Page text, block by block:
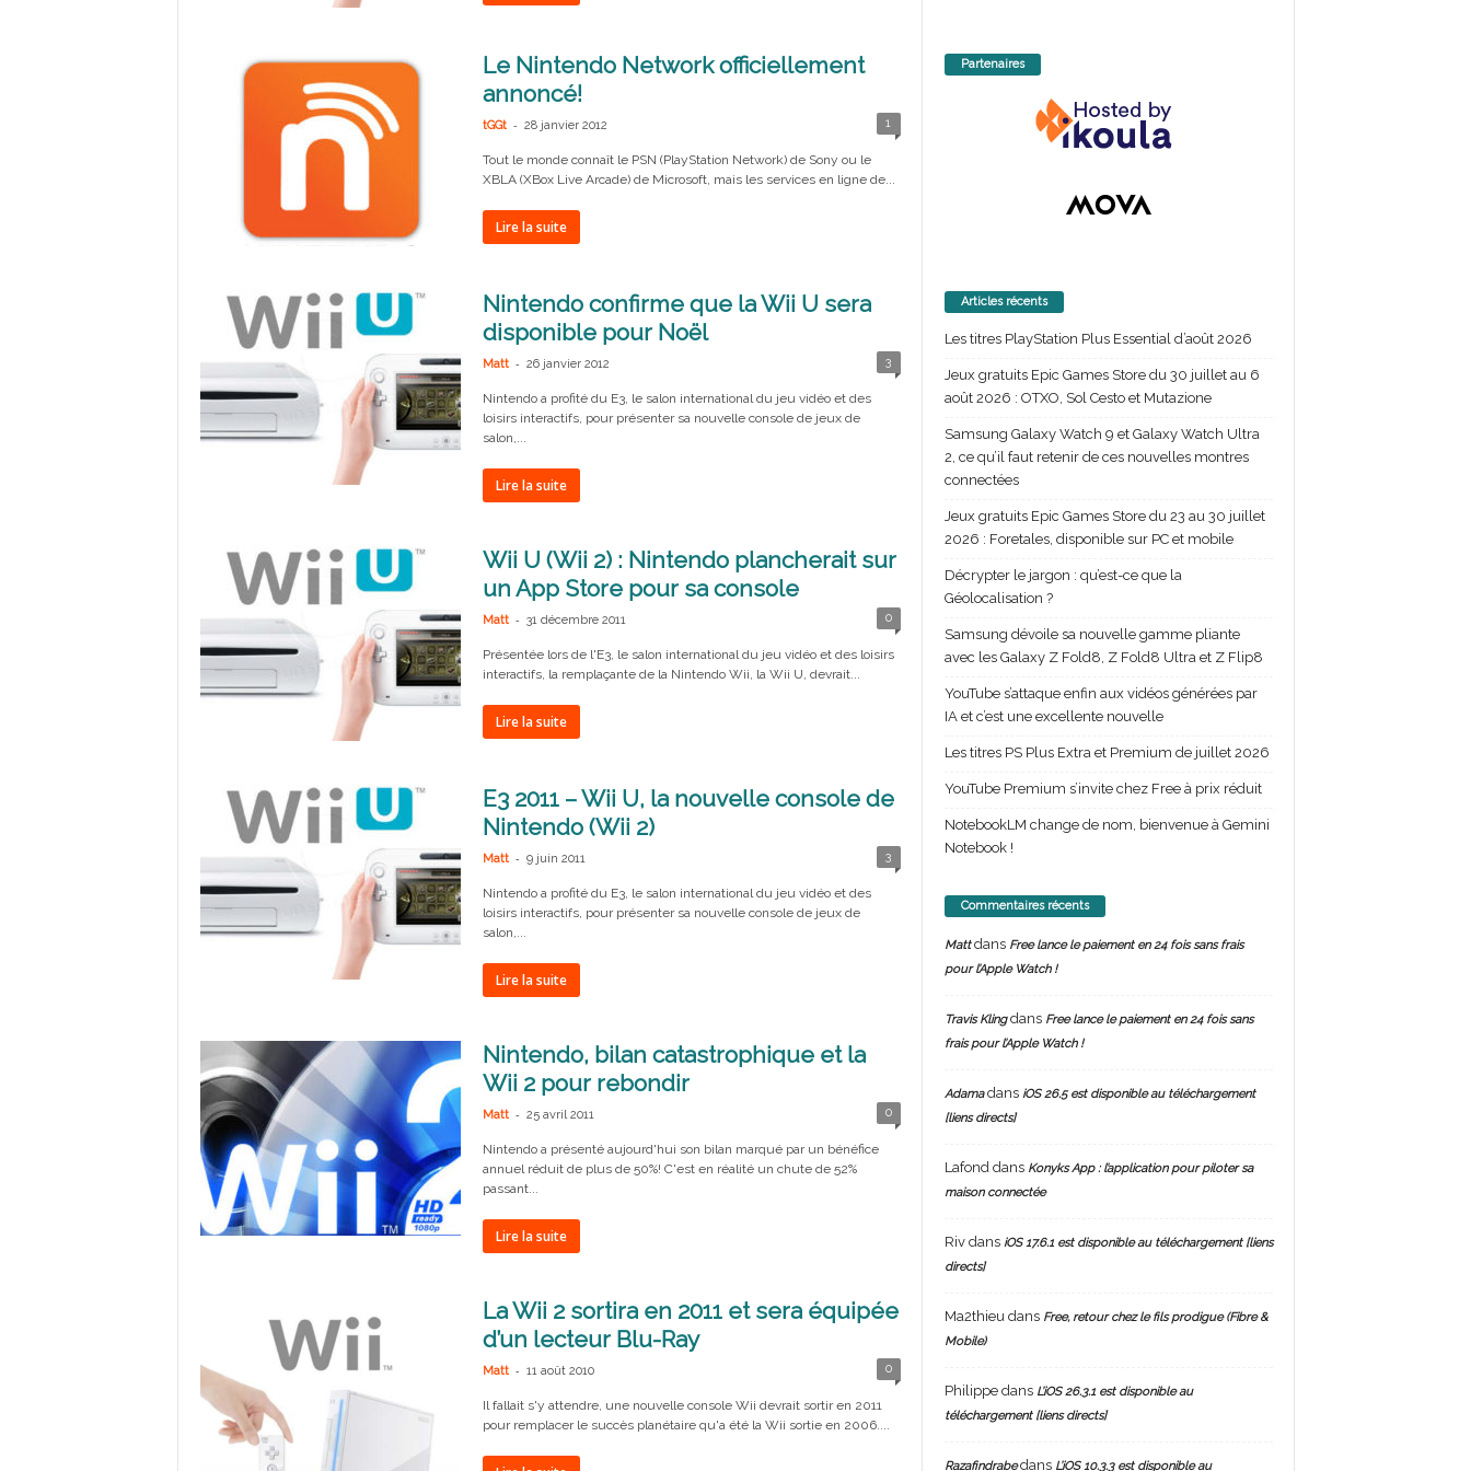
Le Nintendo Network officiellement
annoncé!
tGGt - 28 janvier 2012 1
Tout le monde connaît le PSN (PlayStation Network) de Sony ou le
XBLA (XBox Live Arcade) de Microsoft, mais les services en ligne de...
Lire la suite
Nintendo confirme que la Wii U sera
disponible pour Noël
Matt - 26 janvier 2012 3
Nintendo a profité du E3, le salon international du jeu vidéo et des
loisirs interactifs, pour présenter sa nouvelle console de jeux de
salon,...
Lire la suite
Wii U (Wii 2) : Nintendo plancherait sur
un App Store pour sa console
Matt - 31 décembre 2011 0
Présentée lors de l'E3, le salon international du jeu vidéo et des loisirs
interactifs, la remplaçante de la Nintendo Wii, la Wii U, devrait...
Lire la suite
E3 2011 – Wii U, la nouvelle console de
Nintendo (Wii 2)
Matt - 9 juin 2011 3
Nintendo a profité du E3, le salon international du jeu vidéo et des
loisirs interactifs, pour présenter sa nouvelle console de jeux de
salon,...
Lire la suite
Nintendo, bilan catastrophique et la
Wii 2 pour rebondir
Matt - 25 avril 2011 0
Nintendo a présenté aujourd'hui son bilan marqué par un bénéfice
annuel réduit de plus de 50%! C'est en réalité un chute de 52%
passant...
Lire la suite
La Wii 2 sortira en 2011 et sera équipée
d’un lecteur Blu-Ray
Matt - 11 août 2010 0
Il fallait s'y attendre, une nouvelle console Wii devrait sortir en 2011
pour remplacer le succès planétaire qu'a été la Wii sortie en 2006....
Partenaires
Articles récents
Les titres PlayStation Plus Essential d’août 2026
Jeux gratuits Epic Games Store du 30 juillet au 6
août 2026 : OTXO, Sol Cesto et Mutazione
Samsung Galaxy Watch 9 et Galaxy Watch Ultra
2, ce qu’il faut retenir de ces nouvelles montres
connectées
Jeux gratuits Epic Games Store du 23 au 30 juillet
2026 : Foretales, disponible sur PC et mobile
Décrypter le jargon : qu’est-ce que la
Géolocalisation ?
Samsung dévoile sa nouvelle gamme pliante
avec les Galaxy Z Fold8, Z Fold8 Ultra et Z Flip8
YouTube s’attaque enfin aux vidéos générées par
IA et c’est une excellente nouvelle
Les titres PS Plus Extra et Premium de juillet 2026
YouTube Premium s’invite chez Free à prix réduit
NotebookLM change de nom, bienvenue à Gemini
Notebook !
Commentaires récents
Mattdans Free lance le paiement en 24 fois sans frais
pour l’Apple Watch !
Travis Klingdans Free lance le paiement en 24 fois sans
frais pour l’Apple Watch !
Adamadans iOS 26.5 est disponible au téléchargement
[liens directs]
Lafond dans Konyks App : l’application pour piloter sa
maison connectée
Rivdans iOS 17.6.1 est disponible au téléchargement [liens
directs]
Ma2thieu dans Free, retour chez le fils prodigue (Fibre &
Mobile)
Philippedans L’iOS 26.3.1 est disponible au
téléchargement [liens directs]
Razafindrabedans L’iOS 10.3.3 est disponible au